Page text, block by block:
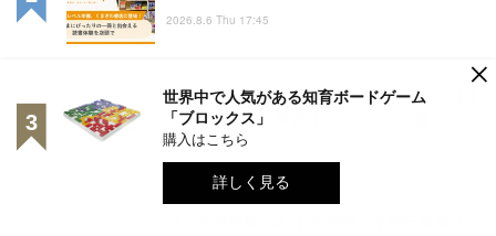
2026.8.6 Thu 17:45
【センター試験2013】「ミートソースにはキ
ムチベースを」英語リスニングで出題
2013.1.23 Wed 16:36
×
世界中で人気がある知育ボードゲーム
「ブロックス」
購入はこちら
詳しく見る